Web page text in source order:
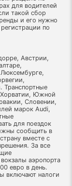
для водителей
такой сбор
и его нужно
по
Австрии,
Транспортные
Хорватии, Южной
Словении,
марок Audi,
для поездок
сообщить в
вместе с
За все
аэропорта
евро в день.
включают налоги